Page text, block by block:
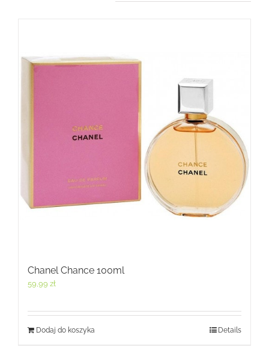
Chanel Chance 100ml
59,99 zł
Dodaj do koszyka Details